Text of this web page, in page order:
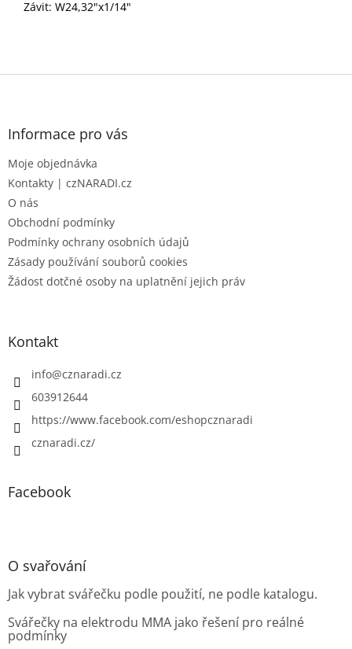
Závit: W24,32"x1/14"
Z
Informace pro vás
Moje objednávka
Kontakty | czNARADI.cz
O nás
Obchodní podmínky
Podmínky ochrany osobních údajů
Zásady používání souborů cookies
Žádost dotčné osoby na uplatnění jejich práv
Kontakt
info@cznaradi.cz
603912644
https://www.facebook.com/eshopcznaradi
cznaradi.cz/
Facebook
O svařování
Jak vybrat svářečku podle použití, ne podle katalogu.
Svářečky na elektrodu MMA jako řešení pro reálné
podmínky